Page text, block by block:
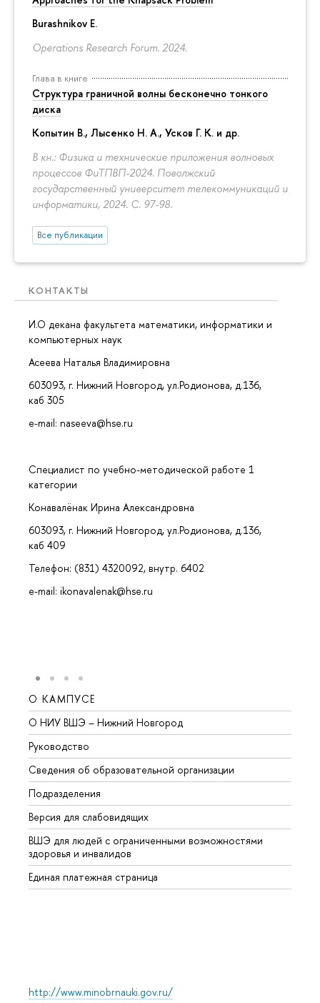
Burashnikov E.
Operations Research Forum. 2024.
Глава в книге
Структура граничной волны бесконечно тонкого
диска
Копытин В., Лысенко Н. А., Усков Г. К. и др.
В кн.: Физика и технические приложения волновых
процессов ФиТПВП-2024. Поволжский
государственный университет телекоммуникаций и
информатики, 2024. С. 97-98.
Все публикации
КОНТАКТЫ
И.О декана факультета математики, информатики и
компьютерных наук
Асеева Наталья Владимировна
603093, г. Нижний Новгород, ул.Родионова, д.136,
каб 305
e-mail: naseeva@hse.ru
Специалист по учебно-методической работе 1
категории
Конавалёнак Ирина Александровна
603093, г. Нижний Новгород, ул.Родионова, д.136,
каб 409
Телефон: (831) 4320092, внутр. 6402
e-mail: ikonavalenak@hse.ru
О КАМПУСЕ
О НИУ ВШЭ – Нижний Новгород
Руководство
Сведения об образовательной организации
Подразделения
Версия для слабовидящих
ВШЭ для людей с ограниченными возможностями
здоровья и инвалидов
Единая платежная страница
http://www.minobrnauki.gov.ru/